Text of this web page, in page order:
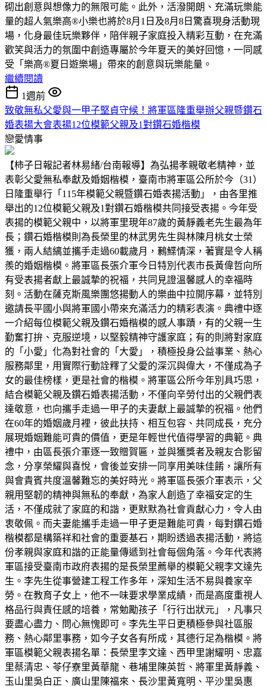
砌出創意與想像力的無限可能。此外，活潑開朗、充滿玩樂能
量的超人氣樂高®小樂也將於8月1日及8月8日驚喜現身活動現
場，化身最佳玩樂夥伴，陪伴親子家庭投入精彩互動，在充滿
歡笑與活力的氛圍中創造專屬於今年夏天的美好回憶，一同感
受「樂高®夏日遊樂場」帶來的創意與玩樂能量。
繼續閱讀
1週前
致敬無私父愛與一甲子堅貞守候！將軍區隆重舉辦父親暨鑽石
婚表揚大會表揚12位模範父親及1對鑽石婚楷模
戀愛情事
【柿子日報記者林易緒/台南報導】為弘揚孝親敬老精神，並
表彰父愛無私奉獻及婚姻楷模，臺南市將軍區公所於今（31）
日隆重舉行「115年模範父親暨鑽石婚表揚活動」，由各里推
舉出的12位模範父親及1對鑽石婚楷模共同接受表揚。今年受
表揚的模範父親中，以將軍里現年87歲的黃靜義老先生最為年
長；鑽石婚楷模則為長榮里的林武男先生與林陳月桃女士榮
獲，兩人結縭並攜手走過60載歲月，鶼鰈情深，著實是令人稱
羨的婚姻楷模。將軍區長張介軍今日特別代表市長黃偉哲向所
有受表揚者獻上最誠摯的祝福，共同見證溫馨感人的幸福時
刻。活動在薩克斯風樂團悠揚動人的樂曲中拉開序幕，並特別
邀請長平國小與將軍國小帶來充滿活力的精彩表演。典禮中逐
一介紹每位模範父親及鑽石婚楷模的感人事蹟，有的父親一生
勤奮打拚、克服逆境，以堅毅精神守護家庭；有的則將對家庭
的「小愛」化為對社會的「大愛」，積極投身公益事業、熱心
服務鄰里，用實際行動詮釋了父愛的深沉與偉大，不僅成為子
女的最佳榜樣，更是社會的楷模。將軍區公所今年別具巧思，
結合模範父親及鑽石婚表揚活動，不僅向辛勞付出的父親們表
達敬意，也向攜手走過一甲子的夫妻獻上最誠摯的祝福。他們
在60年的婚姻歲月裡，彼此扶持、相互包容、共同成長，充分
展現婚姻難能可貴的價值，更是年輕世代值得學習的典範。典
禮中，由區長張介軍逐一致贈賀匾，並與獲獎者及親友合影留
念，分享榮耀與喜悅，會後並安排一同享用美味佳餚，讓所有
與會貴賓共度溫馨難忘的美好時光。將軍區長張介軍表示，父
親用堅韌的精神與無私的奉獻，為家人創造了幸福安定的生
活，不僅成就了家庭的和諧，更默默為社會貢獻心力，令人由
衷敬佩。而夫妻能攜手走過一甲子更是難能可貴，每對鑽石婚
楷模都是構築祥和社會的重要基石，期盼透過表揚活動，將這
份孝親與家庭和諧的正能量傳遞到社會每個角落。今年代表將
軍區接受臺南市政府表揚的是長榮里薦舉的模範父親李文達先
生。李先生從事營建工程工作多年，深知生活不易與養家辛
勞。在教育子女上，他不一味要求學業成績，而是高度重視人
格品行與責任感的培養，常勉勵孩子「行行出狀元」，凡事只
要盡心盡力、問心無愧即可。李先生平日更積極參與社區服
務、熱心鄰里事務，如今子女各有所成，其德行足為楷模。將
軍區模範父親表揚名單：長榮里李文達、西甲里謝耀明、忠嘉
里蔡清忠、苓仔寮里黃華龍、巷埔里陳英哲、將軍里黃靜義、
玉山里吳白正、廣山里陳福來、長沙里黃寬明、平沙里吳惠